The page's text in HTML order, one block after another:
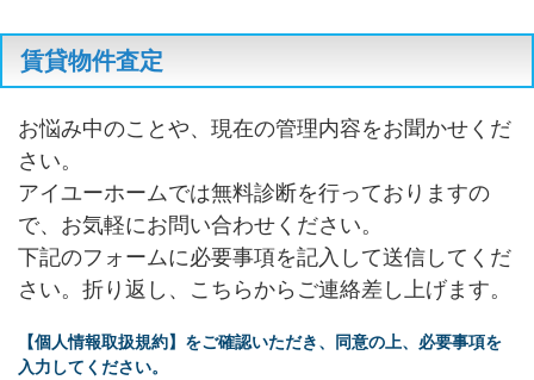
賃貸物件査定
お悩み中のことや、現在の管理内容をお聞かせくだ
さい。
アイユーホームでは無料診断を行っておりますの
で、お気軽にお問い合わせください。
下記のフォームに必要事項を記入して送信してくだ
さい。折り返し、こちらからご連絡差し上げます。
【個人情報取扱規約】をご確認いただき、同意の上、必要事項を
入力してください。